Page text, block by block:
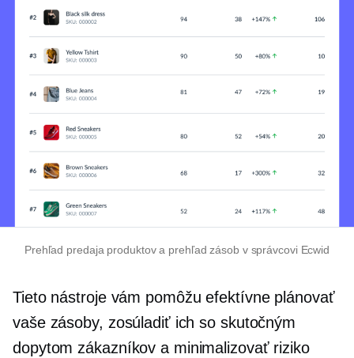
Prehľad predaja produktov a prehľad zásob v správcovi Ecwid
Tieto nástroje vám pomôžu efektívne plánovať
vaše zásoby, zosúladiť ich so skutočným
dopytom zákazníkov a minimalizovať riziko